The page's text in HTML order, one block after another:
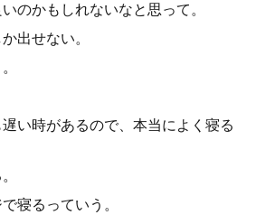
のかもしれないなと思って。
出せない。
い時があるので、本当によく寝る
寝るっていう。